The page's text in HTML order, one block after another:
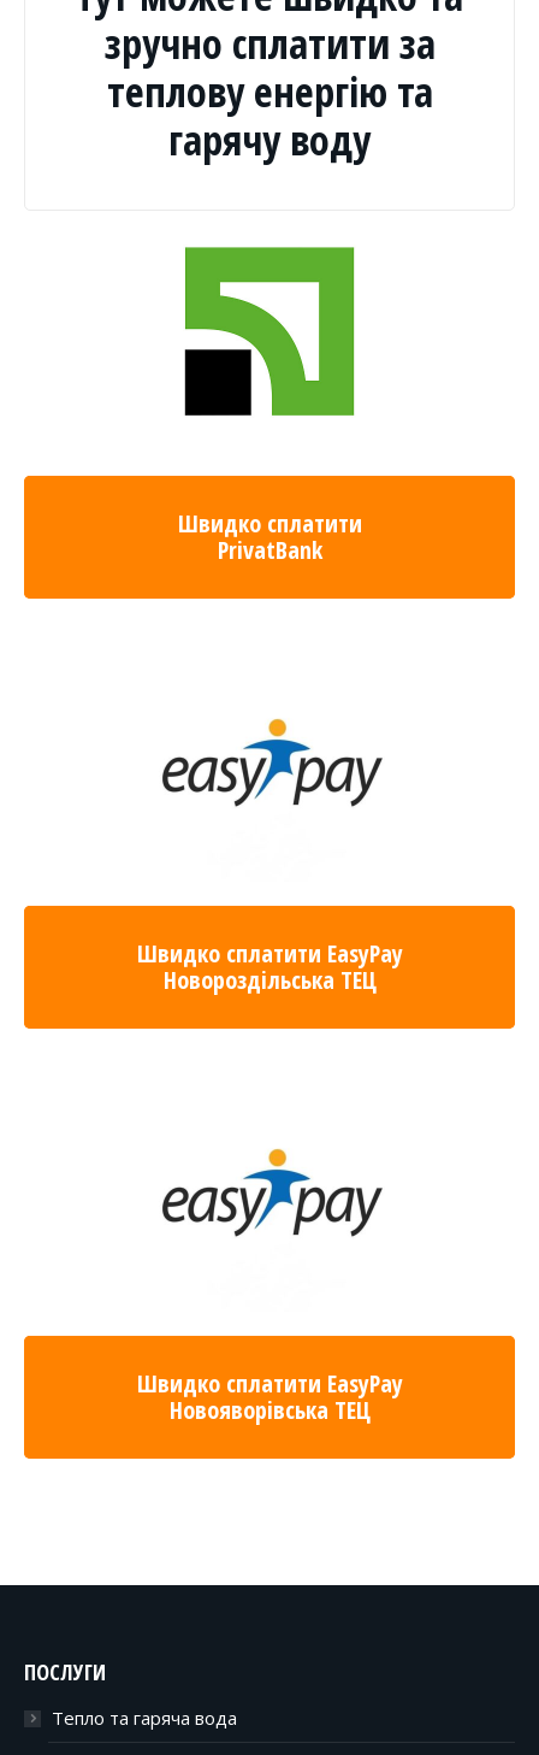
зручно сплатити за
теплову енергію та
гарячу воду
Швидко сплатити
PrivatBank
Швидко сплатити EasyPay
Новороздільська ТЕЦ
Швидко сплатити EasyPay
Новояворівська ТЕЦ
ПОСЛУГИ
Тепло та гаряча вода